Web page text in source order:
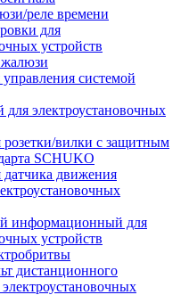
реле времени
для
устройств
системой
электроустановочных
розетки/вилки с защитным
SCHUKO
датчика движения
информационный для
устройств
дистанционного